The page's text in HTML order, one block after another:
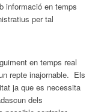
informació en temps
per tal
en temps real
repte inajornable. Els
ja que es necessita
dels